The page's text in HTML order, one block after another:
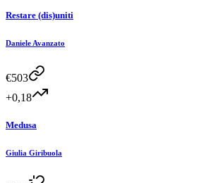
Restare (dis)uniti
Daniele Avanzato
€503
+0,18
Medusa
Giulia Giribuola